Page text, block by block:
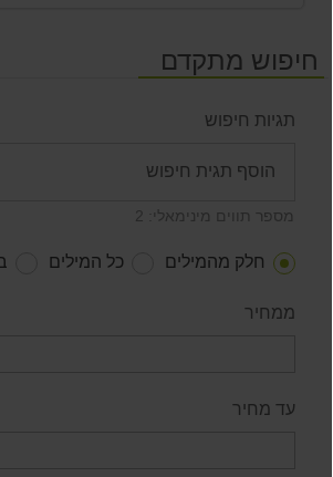
חיפוש מתקדם
תגיות חיפוש
מספר תווים מינימאלי: 2
חלק מהמילים כל המילים
ממחיר
עד מחיר